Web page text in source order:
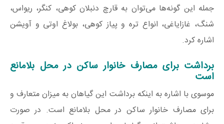
جمله این گونه‌ها می‌توان به قارچ دنبلان کوهی، کنگر، ریواس،
شنگ، غازایاغی، انواع تره و پیاز کوهی، بولاغ اوتی و آویشن
اشاره کرد.
برداشت برای مصارف خانوار ساکن در محل بلامانع
است
موسوی با اشاره به اینکه برداشت این گیاهان به میزان متعارف و
برای مصارف خانوار ساکن در محل بلامانع است. در صورت